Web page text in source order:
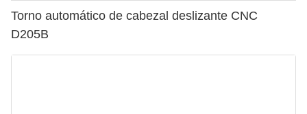
Torno automático de cabezal deslizante CNC
D205B